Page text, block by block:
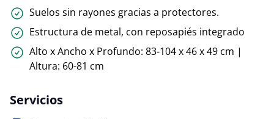
Suelos sin rayones gracias a protectores.
Estructura de metal, con reposapiés integrado
Alto x Ancho x Profundo: 83-104 x 46 x 49 cm |
Altura: 60-81 cm
Servicios